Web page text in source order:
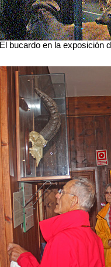
El bucardo en la exposición